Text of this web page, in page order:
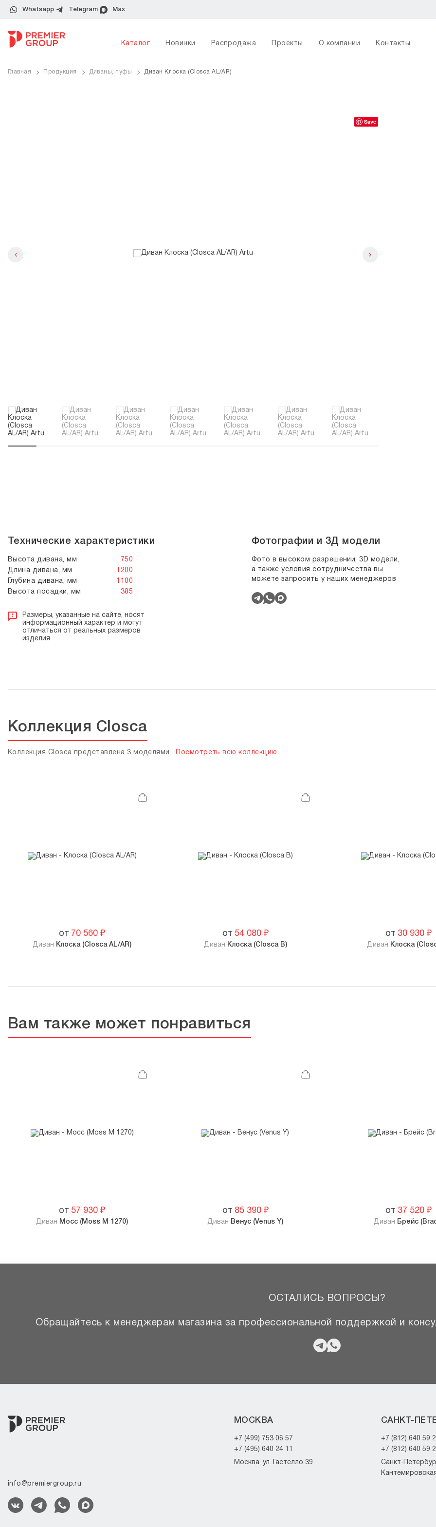
Whatsapp Telegram Max
Каталог Новинки Распродажа Проекты О компании Контакты
Главная Продукция Диваны, пуфы Диван Клоска (Closca AL/AR)
Save
Технические характеристики
Высота дивана, мм
750
Длина дивана, мм
1200
Глубина дивана, мм
1100
Высота посадки, мм
385
Размеры, указанные на сайте, носят
информационный характер и могут
отличаться от реальных размеров
изделия
Фотографии и 3Д модели
Фото в высоком разрешении, 3D модели,
а также условия сотрудничества вы
можете запросить у наших менеджеров
Коллекция Closca
Коллекция Closca представлена 3 моделями . Посмотреть всю коллекцию.
от 70 560 ₽
Диван Клоска (Closca AL/AR)
от 54 080₽
Диван Клоска (Closca B)
от 30 930 ₽
Диван Клоска
Вам также может понравиться
от 57 930 ₽
Диван Мосс (Moss M 1270)
от 85 390₽
Диван Венус (Venus Y)
от 37 520 ₽
Диван Брейс
ОСТАЛИСЬ ВОПРОСЫ?
Обращайтесь к менеджерам магазина за профессиональной поддержкой и
info@premiergroup.ru
МОСКВА
+7 (499) 753 06 57
+7 (495) 640 24 11
Москва, ул. Гастелло 39
САНКТ-
+7 (812) 640 59
+7 (812) 640 59
Санкт-